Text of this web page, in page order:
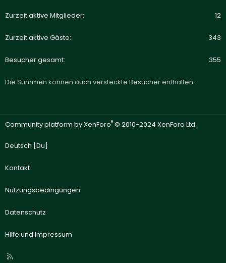
Zurzeit aktive Mitglieder 12
Zurzeit aktive Gäste 343
Besucher gesamt 355
Die Summen können auch versteckte Besucher enthalten.
Community platform by XenForo® © 2010-2024 XenForo Ltd.
Deutsch [Du]
Kontakt
Nutzungsbedingungen
Datenschutz
Hilfe und Impressum
R